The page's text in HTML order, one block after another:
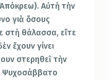
Αὐτὴ τὴν
γιὰ ὅσους
στὴ θάλασσα, εἴτε
ἔχουν γίνει
στερηθεῖ τὴν
Ψυχοσάββατο